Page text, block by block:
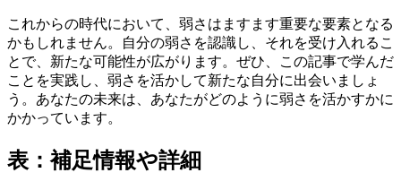
これからの時代において、弱さはますます重要な要素となる
かもしれません。自分の弱さを認識し、それを受け入れるこ
とで、新たな可能性が広がります。ぜひ、この記事で学んだ
ことを実践し、弱さを活かして新たな自分に出会いましょ
う。あなたの未来は、あなたがどのように弱さを活かすかに
かかっています。
表：補足情報や詳細